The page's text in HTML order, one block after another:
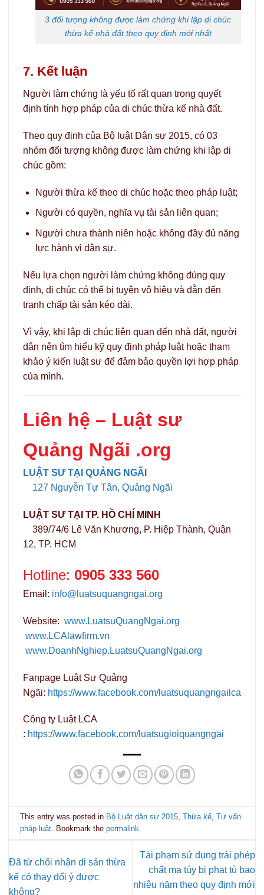
3 đối tượng không được làm chứng khi lập di chúc
thừa kế nhà đất theo quy định mới nhất
7. Kết luận
Người làm chứng là yếu tố rất quan trọng quyết
định tính hợp pháp của di chúc thừa kế nhà đất.
Theo quy định của Bộ luật Dân sự 2015, có 03
nhóm đối tượng không được làm chứng khi lập di
chúc gồm:
Người thừa kế theo di chúc hoặc theo pháp luật;
Người có quyền, nghĩa vụ tài sản liên quan;
Người chưa thành niên hoặc không đầy đủ năng
lực hành vi dân sự.
Nếu lựa chọn người làm chứng không đúng quy
định, di chúc có thể bị tuyên vô hiệu và dẫn đến
tranh chấp tài sản kéo dài.
Vì vậy, khi lập di chúc liên quan đến nhà đất, người
dân nên tìm hiểu kỹ quy định pháp luật hoặc tham
khảo ý kiến luật sư để đảm bảo quyền lợi hợp pháp
của mình.
Liên hệ – Luật sư
Quảng Ngãi .org
LUẬT SƯ TẠI QUẢNG NGÃI
127 Nguyễn Tự Tân, Quảng Ngãi
LUẬT SƯ TẠI TP. HỒ CHÍ MINH
389/74/6 Lê Văn Khương, P. Hiệp Thành, Quận
12, TP. HCM
Hotline: 0905 333 560
Email: info@luatsuquangngai.org
Website: www.LuatsuQuangNgai.org
www.LCAlawfirm.vn
www.DoanhNghiep.LuatsuQuangNgai.org
Fanpage Luật Sư Quảng
Ngãi: https://www.facebook.com/luatsuquangngailca
Công ty Luật LCA
: https://www.facebook.com/luatsugioiquangngai
This entry was posted in Bộ Luật dân sự 2015 ,Thừa kế ,Tư vấn
pháp luật . Bookmark thepermalink
Đã từ chối nhận di sản thừa
kế có thay đổi ý được
không?
Tái phạm sử dụng trái phép
chất ma túy bị phạt tù bao
nhiêu năm theo quy định mới